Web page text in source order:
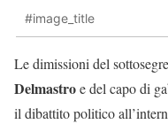
#image_title
Le dimissioni del
Delmastroe del capo di
il dibattito politico